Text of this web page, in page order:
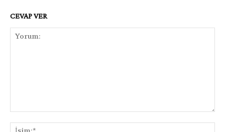
CEVAP VER